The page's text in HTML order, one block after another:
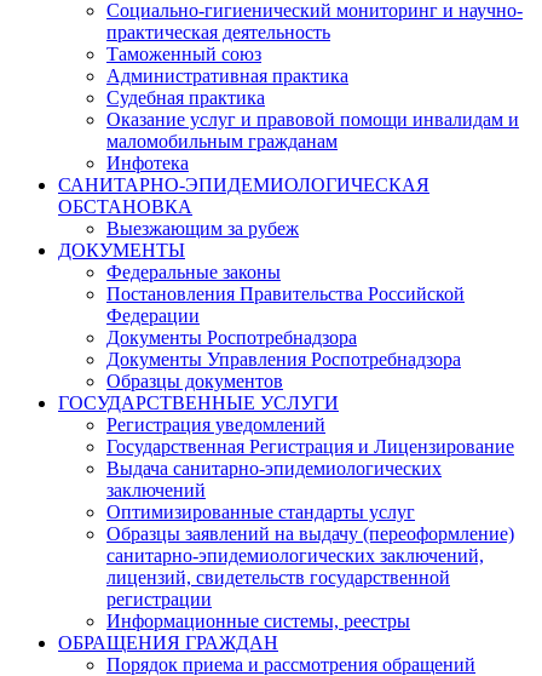
Социально-гигиенический мониторинг и научно-
практическая деятельность
Таможенный союз
Административная практика
Судебная практика
Оказание услуг и правовой помощи инвалидам и
маломобильным гражданам
Инфотека
САНИТАРНО-ЭПИДЕМИОЛОГИЧЕСКАЯ
ОБСТАНОВКА
Выезжающим за рубеж
ДОКУМЕНТЫ
Федеральные законы
Постановления Правительства Российской
Федерации
Документы Роспотребнадзора
Документы Управления Роспотребнадзора
Образцы документов
ГОСУДАРСТВЕННЫЕ УСЛУГИ
Регистрация уведомлений
Государственная Регистрация и Лицензирование
Выдача санитарно-эпидемиологических
заключений
Оптимизированные стандарты услуг
Образцы заявлений на выдачу (переоформление)
санитарно-эпидемиологических заключений,
лицензий, свидетельств государственной
регистрации
Информационные системы, реестры
ОБРАЩЕНИЯ ГРАЖДАН
Порядок приема и рассмотрения обращений